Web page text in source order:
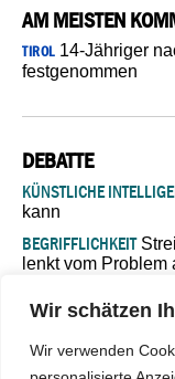
Wir schätzen
Wir verwenden
AM MEISTEN
TIROL14-Jähriger
festgenommen
DEBATTE
KÜNSTLICHE
kann
BEGRIFFLICHKEIT
lenkt vom Problem
Verantwortung
ISLAMISCHE
die deutsche